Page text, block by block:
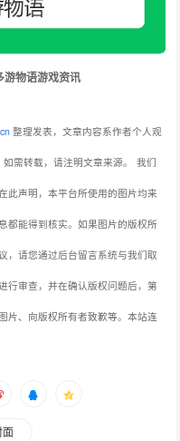
游物语游戏资讯
整理发表，文章内容系作者个人观
需转载，请注明文章来源。 我们
此声明，本平台所使用的图片均来
都能得到核实。如果图片的版权所
，请您通过后台留言系统与我们取
行审查，并在确认版权问题后，第
片、向版权所有者致歉等。本站连
面